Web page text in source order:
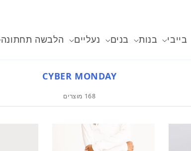
בייבי בנות בנים נעליים הלבשה תחתונה
CYBER MONDAY
168 מוצרים